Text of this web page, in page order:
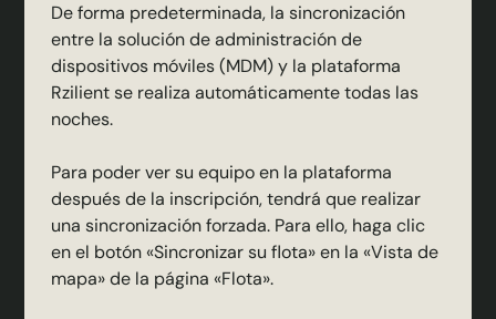
De forma predeterminada, la sincronización
entre la solución de administración de
dispositivos móviles (MDM) y la plataforma
Rzilient se realiza automáticamente todas las
noches.
Para poder ver su equipo en la plataforma
después de la inscripción, tendrá que realizar
una sincronización forzada. Para ello, haga clic
en el botón «Sincronizar su flota» en la «Vista de
mapa» de la página «Flota».